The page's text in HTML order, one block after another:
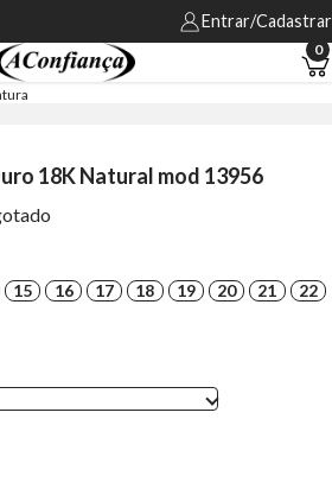
Entrar/Cadastrar
0
18K Natural mod 13956
15 16 17 18 19 20 21
22